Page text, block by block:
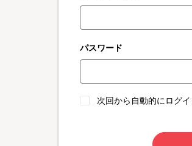
パスワード
次回から自動的にログ